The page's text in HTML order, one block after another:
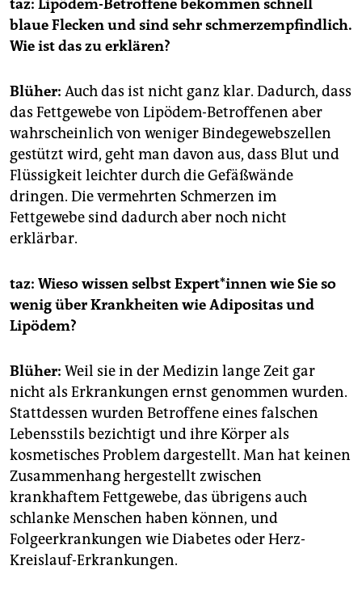
taz: Lipödem-Betroffene bekommen schnell
blaue Flecken und sind sehr schmerzempfindlich.
Wie ist das zu erklären?
Blüher: Auch das ist nicht ganz klar. Dadurch, dass
das Fettgewebe von Lipödem-Betroffenen aber
wahrscheinlich von weniger Bindegewebszellen
gestützt wird, geht man davon aus, dass Blut und
Flüssigkeit leichter durch die Gefäßwände
dringen. Die vermehrten Schmerzen im
Fettgewebe sind dadurch aber noch nicht
erklärbar.
taz: Wieso wissen selbst Ex­per­t*in­nen wie Sie so
wenig über Krankheiten wie Adipositas und
Lipödem?
Blüher: Weil sie in der Medizin lange Zeit gar
nicht als Erkrankungen ernst genommen wurden.
Stattdessen wurden Betroffene eines falschen
Lebensstils bezichtigt und ihre Körper als
kosmetisches Problem dargestellt. Man hat keinen
Zusammenhang hergestellt zwischen
krankhaftem Fettgewebe, das übrigens auch
schlanke Menschen haben können, und
Folgeerkrankungen wie Diabetes oder Herz-
Kreislauf-Erkrankungen.